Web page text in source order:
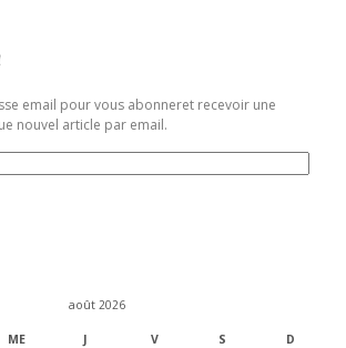
email pour vous abonneret recevoir une
nouvel article par email.
août 2026
ME J V S D